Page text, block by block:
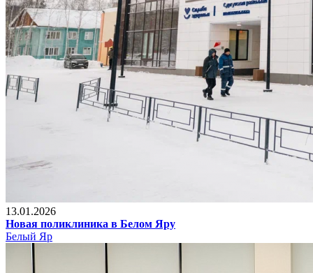
13.01.2026
Новая поликлиника в Белом Яру
Белый Яр